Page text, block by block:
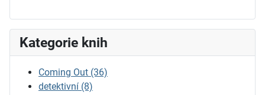
Kategorie knih
Coming Out (36)
detektivní (8)